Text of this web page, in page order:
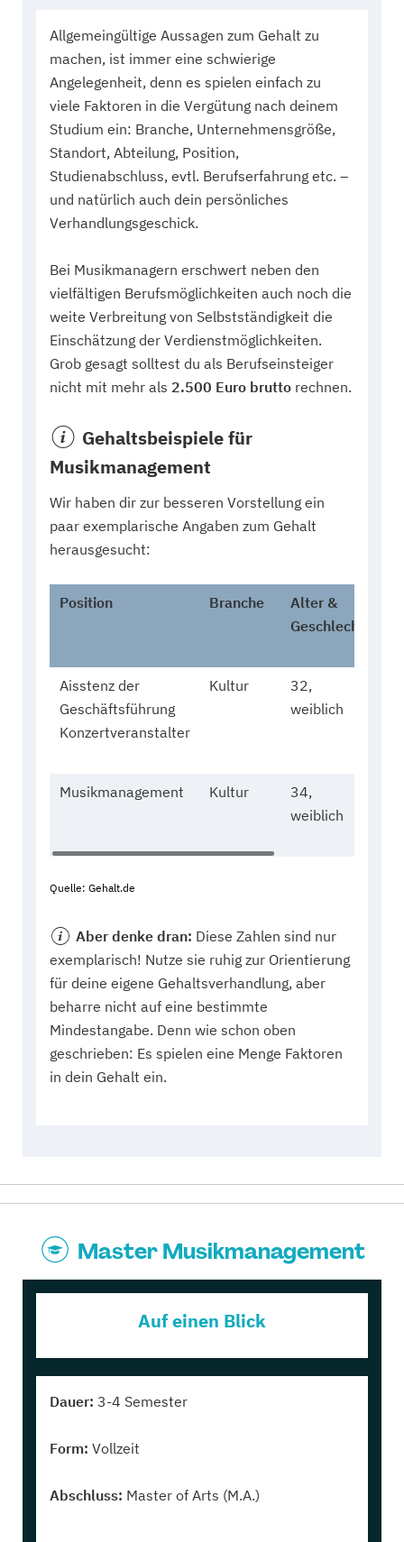
Allgemeingültige Aussagen zum Gehalt zu
machen, ist immer eine schwierige
Angelegenheit, denn es spielen einfach zu
viele Faktoren in die Vergütung nach deinem
Studium ein: Branche, Unternehmensgröße,
Standort, Abteilung, Position,
Studienabschluss, evtl. Berufserfahrung etc. –
und natürlich auch dein persönliches
Verhandlungsgeschick.
Bei Musikmanagern erschwert neben den
vielfältigen Berufsmöglichkeiten auch noch die
weite Verbreitung von Selbstständigkeit die
Einschätzung der Verdienstmöglichkeiten.
Grob gesagt solltest du als Berufseinsteiger
nicht mit mehr als 2.500 Euro brutto rechnen.
Gehaltsbeispiele für
Musikmanagement
Wir haben dir zur besseren Vorstellung ein
paar exemplarische Angaben zum Gehalt
herausgesucht:
Position Branche
Alter &
Geschlecht
Aisstenz der
Geschäftsführung
Konzertveranstalter
Kultur
32,
weiblich
Musikmanagement Kultur
34,
weiblich
Quelle: Gehalt.de
Aber denke dran: Diese Zahlen sind nur
exemplarisch! Nutze sie ruhig zur Orientierung
für deine eigene Gehaltsverhandlung, aber
beharre nicht auf eine bestimmte
Mindestangabe. Denn wie schon oben
geschrieben: Es spielen eine Menge Faktoren
in dein Gehalt ein.
Master Musikmanagement
Auf einen Blick
Dauer: 3-4 Semester
Form: Vollzeit
Abschluss: Master of Arts (M.A.)